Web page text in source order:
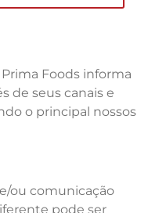
Foods informa
de seus canais e
o principal nossos
ou comunicação
pode ser